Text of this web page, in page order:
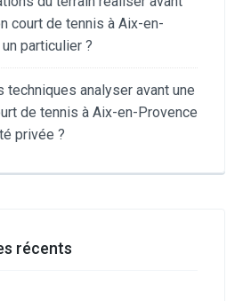
court de tennis à Aix-en-
particulier ?
techniques analyser avant une
de tennis à Aix-en-Provence
privée ?
récents